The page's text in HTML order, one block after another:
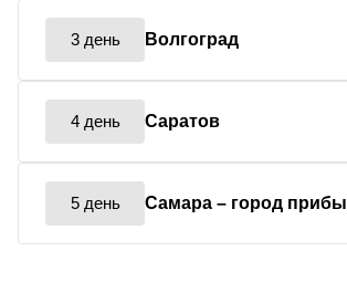
3 день Волгоград
4 день Саратов
5 день Самара – город